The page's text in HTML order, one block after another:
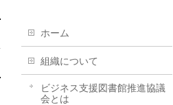
ホーム
組織について
ビジネス支援図書館推進協議
会とは